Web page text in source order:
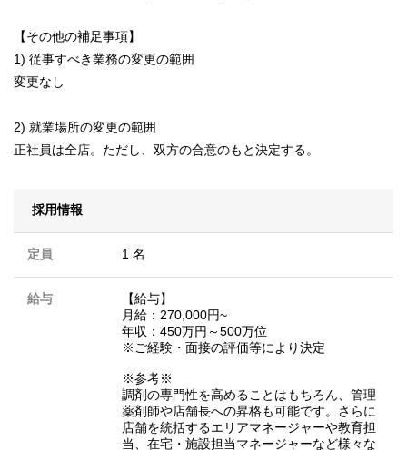
【その他の補足事項】
1) 従事すべき業務の変更の範囲
変更なし
2) 就業場所の変更の範囲
正社員は全店。ただし、双方の合意のもと決定する。
採用情報
定員 1 名
給与
【給与】
月給：270,000円~
年収：450万円～500万位
※ご経験・面接の評価等により決定
※参考※
調剤の専門性を高めることはもちろん、管理
薬剤師や店舗長への昇格も可能です。さらに
店舗を統括するエリアマネージャーや教育担
当、在宅・施設担当マネージャーなど様々な